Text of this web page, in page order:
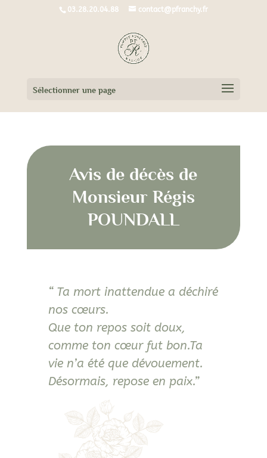
03.28.20.04.88 contact@pfranchy.fr
Sélectionner une page
Avis de décès de
Monsieur Régis
POUNDALL
“ Ta mort inattendue a déchiré
nos cœurs.
Que ton repos soit doux,
comme ton cœur fut bon.Ta
vie n’a été que dévouement.
Désormais, repose en paix.”